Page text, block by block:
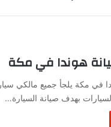
هوندا في مكة
في مكة يلجأ جميع مالكي
بهدف صيانة السيارة…